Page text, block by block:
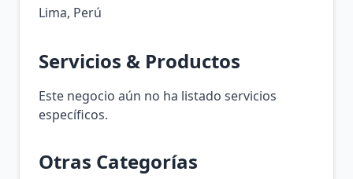
Lima, Perú
Servicios & Productos
Este negocio aún no ha listado servicios
específicos.
Otras Categorías